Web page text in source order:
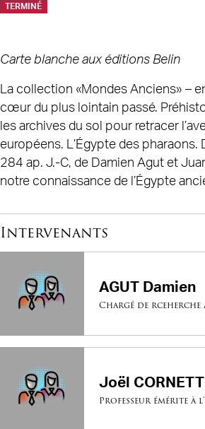
TERMINÉ
Carte blanche aux éditions Belin
La collection «Mondes Anciens» –
cœur du plus lointain passé.
les archives du sol pour retracer
européens. L’Égypte des pharaons.
284 ap. J.-C, de Damien Agut et
notre connaissance de l’Égypte
Intervenants
AGUT Damien
Chargé de rceherche
Joël
Professeur émérite à